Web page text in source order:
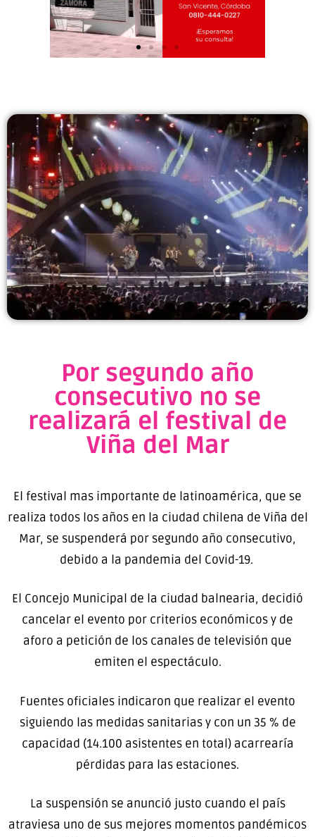
Por segundo año
consecutivo no se
realizará el festival de
Viña del Mar
El festival mas importante de latinoamérica, que se
realiza todos los años en la ciudad chilena de Viña del
Mar, se suspenderá por segundo año consecutivo,
debido a la pandemia del Covid-19.
El Concejo Municipal de la ciudad balnearia, decidió
cancelar el evento por criterios económicos y de
aforo a petición de los canales de televisión que
emiten el espectáculo.
Fuentes oficiales indicaron que realizar el evento
siguiendo las medidas sanitarias y con un 35 % de
capacidad (14.100 asistentes en total) acarrearía
pérdidas para las estaciones.
La suspensión se anunció justo cuando el país
atraviesa uno de sus mejores momentos pandémicos